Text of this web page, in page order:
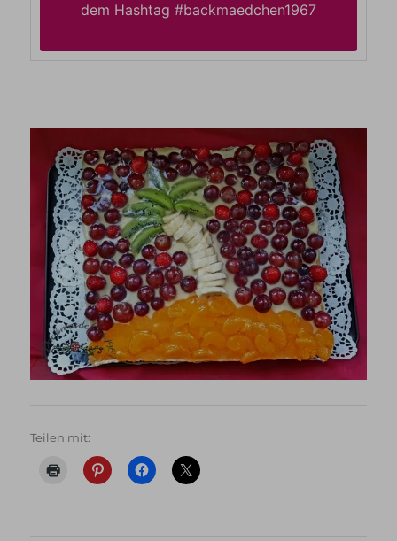
dem Hashtag #backmaedchen1967
Teilen mit: